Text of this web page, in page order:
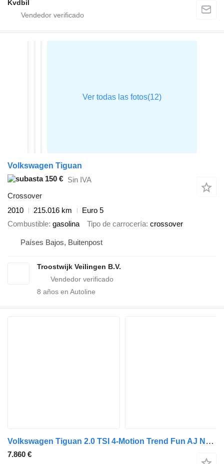
Kvdbil
Volkswagen Tiguan
150 € Sin IVA
Crossover
2010
215.016 km
Euro 5
Combustible gasolina Tipo de carrocería crossover
Países Bajos, Buitenpost
Troostwijk Veilingen B.V.
8 años en Autoline
Volkswagen Tiguan 2.0 TSI 4-Motion Trend Fun AJ NA SPLÁTKY / PROTIÚČET
7.860 €